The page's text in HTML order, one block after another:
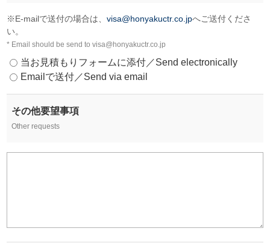
※E-mailで送付の場合は、visa@honyakuctr.co.jpへご送付くださ
い。
* Email should be send to visa@honyakuctr.co.jp
当お見積もりフォームに添付／Send electronically
Emailで送付／Send via email
その他要望事項
Other requests